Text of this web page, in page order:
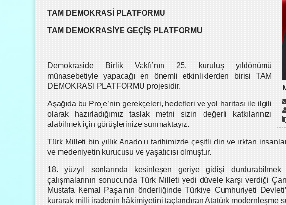
TAM DEMOKRASİ PLATFORMU
TAM DEMOKRASİYE GEÇİŞ PLATFORMU
Demokraside Birlik Vakfı’nın 25. kuruluş yıldönümü
münasebetiyle yapacağı en önemli etkinliklerden birisi TAM
DEMOKRASİ PLATFORMU projesidir.
Aşağıda bu Proje’nin gerekçeleri, hedefleri ve yol haritası ile ilgili
olarak hazırladığımız taslak metni sizin değerli katkılarınızı
alabilmek için görüşlerinize sunmaktayız.
Türk Milleti bin yıllık Anadolu tarihimizde çeşitli din ve ırktan
ve medeniyetin kurucusu ve yaşatıcısı olmuştur.
18. yüzyıl sonlarında kesinleşen geriye gidişi
çalışmalarının sonucunda Türk Milleti yedi düvele karşı verdiği
Mustafa Kemal Paşa’nın önderliğinde Türkiye Cumhuriyeti
kurarak milli iradenin hâkimiyetini taçlandıran Atatürk modernleşme